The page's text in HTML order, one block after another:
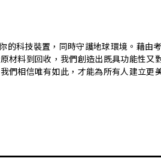
的科技裝置，同時守護地球環境。藉由
材料到回收，我們創造出既具功能性又
們相信唯有如此，才能為所有人建立更